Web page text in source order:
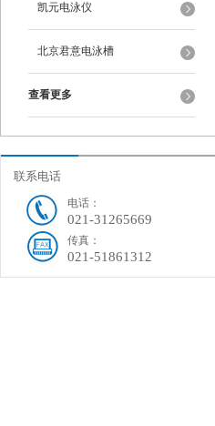
凯元电泳仪
北京君意电泳槽
查看更多
联系电话
电话：
021-31265669
传真：
021-51861312